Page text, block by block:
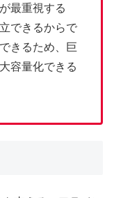
最重視する
できるからで
きるため、巨
容量化できる